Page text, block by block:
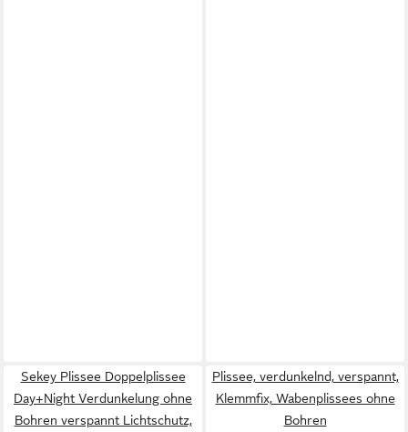
Sekey Plissee Doppelplissee
Day+Night Verdunkelung ohne
Bohren verspannt Lichtschutz,
Plissee, verdunkelnd, verspannt,
Klemmfix, Wabenplissees ohne
Bohren